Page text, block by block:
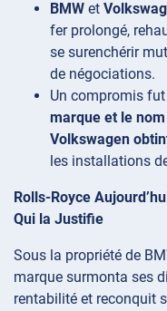
BMW et
fer prolongé,
se surenchérir
de négociations.
Un compromis
marque et le
Volkswagen
les installations
Rolls-Royce
Qui la Justifie
Sous la propriété de
marque surmonta ses
rentabilité et reconquit